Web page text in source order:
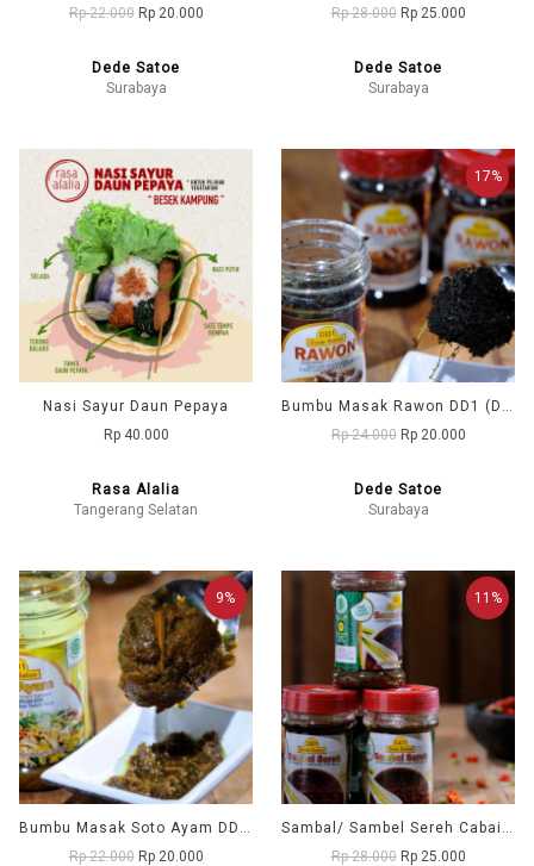
Rp 22.000 Rp 20.000
Dede Satoe
Surabaya
Rp 28.000 Rp 25.000
Dede Satoe
Surabaya
Nasi Sayur Daun Pepaya
Rp 40.000
Rasa Alalia
Tangerang Selatan
17%
Bumbu Masak Rawon DD1 (Dede Satoe)
Rp 24.000 Rp 20.000
Dede Satoe
Surabaya
9%
Bumbu Masak Soto Ayam DD1 (Dede Satoe)
Rp 22.000 Rp 20.000
11%
Sambal/ Sambel Sereh Cabai Hijau DD1 (Dede Satoe)
Rp 28.000 Rp 25.000